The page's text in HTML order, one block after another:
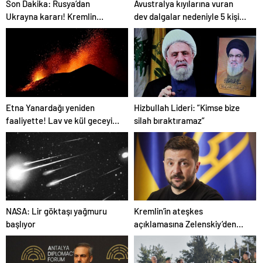
Son Dakika: Rusya’dan
Ukrayna kararı! Kremlin
duyurdu…
Avustralya kıyılarına vuran
dev dalgalar nedeniyle 5 kişi
öldü
Etna Yanardağı yeniden
faaliyette! Lav ve kül geceyi
aydınlattı…
Hizbullah Lideri: ”Kimse bize
silah bıraktıramaz”
NASA: Lir göktaşı yağmuru
başlıyor
Kremlin’in ateşkes
açıklamasına Zelenskiy’den
jet hızıyla yalanlama!